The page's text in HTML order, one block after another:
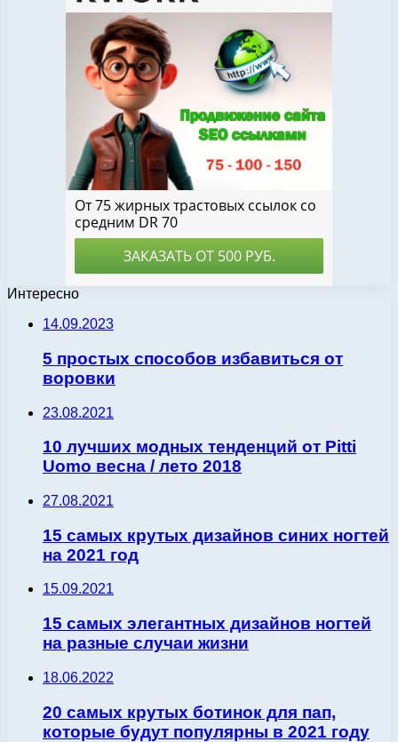
Интересно
14.09.2023
5 простых способов избавиться от
воровки
23.08.2021
10 лучших модных тенденций от Pitti
Uomo весна / лето 2018
27.08.2021
15 самых крутых дизайнов синих ногтей
на 2021 год
15.09.2021
15 самых элегантных дизайнов ногтей
на разные случаи жизни
18.06.2022
20 самых крутых ботинок для пап,
которые будут популярны в 2021 году